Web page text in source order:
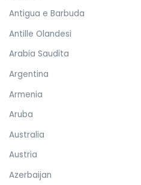
Antigua e Barbuda
Antille Olandesi
Arabia Saudita
Argentina
Armenia
Aruba
Australia
Austria
Azerbaijan